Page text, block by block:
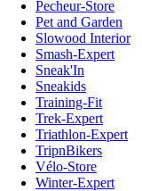
Pecheur-Store
Pet and Garden
Slowood Interior
Smash-Expert
Sneak'In
Sneakids
Training-Fit
Trek-Expert
Triathlon-Expert
TripnBikers
Vélo-Store
Winter-Expert